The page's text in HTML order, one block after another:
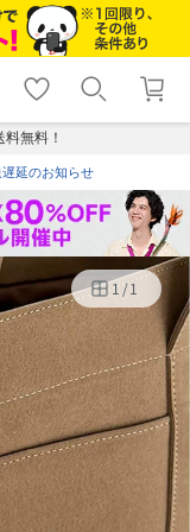
shopping_cart lock_outline
ログイン
無料！
延のお知らせ
1/1